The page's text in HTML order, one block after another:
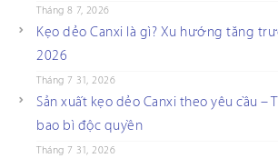
Tháng 8 7, 2026
Kẹo dẻo Canxi là gì? Xu hướng tăng
2026
Tháng 7 31, 2026
Sản xuất kẹo dẻo Canxi theo yêu cầu –
bao bì độc quyền
Tháng 7 31, 2026